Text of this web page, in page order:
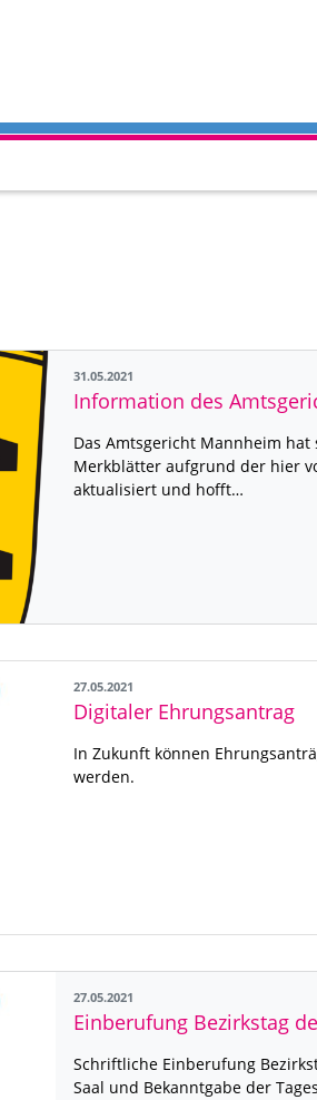
31.05.2021
Information des
Das Amtsgericht Mannheim
Merkblätter aufgrund der hier
aktualisiert und hofft…
27.05.2021
Digitaler Ehrungsantrag
In Zukunft können
werden.
27.05.2021
Schriftliche Einberufung
Saal und Bekanntgabe der